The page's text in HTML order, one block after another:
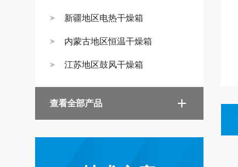
新疆地区电热干燥箱
内蒙古地区恒温干燥箱
江苏地区鼓风干燥箱
查看全部产品